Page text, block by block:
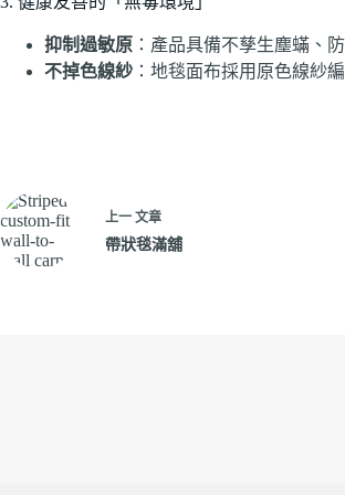
抑制過敏原 ：產品具備不孳生塵蟎、
不掉色線紗 ：地毯面布採用原色線紗
上一 文章
帶狀毯滿舖